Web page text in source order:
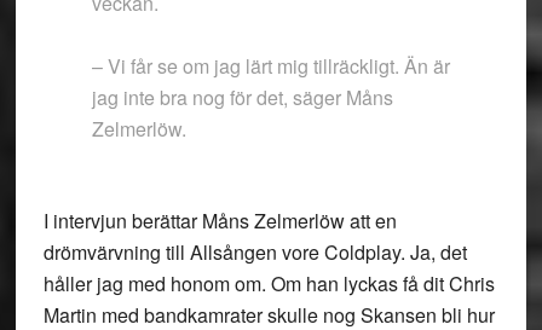
– Vi får se om jag lärt mig tillräckligt. Än är
jag inte bra nog för det, säger Måns
Zelmerlöw.
I intervjun berättar Måns Zelmerlöw att en
drömvärvning till Allsången vore Coldplay. Ja, det
håller jag med honom om. Om han lyckas få dit Chris
Martin med bandkamrater skulle nog Skansen bli hur